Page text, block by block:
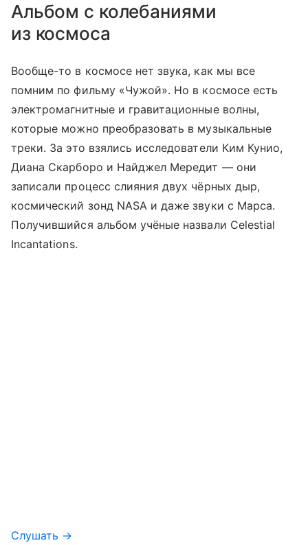
Альбом с колебаниями
из космоса
Вообще-то в космосе нет звука, как мы все
помним по фильму «Чужой»‎. Но в космосе есть
электромагнитные и гравитационные волны,
которые можно преобразовать в музыкальные
треки. За это взялись исследователи Ким Кунио,
Диана Скарборо и Найджел Мередит — они
записали процесс слияния двух чёрных дыр,
космический зонд NASA и даже звуки с Марса.
Получившийся альбом учёные назвали Celestial
Incantations.
Слушать →